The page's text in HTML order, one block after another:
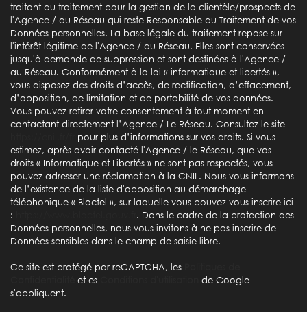
Nombre d'habitants
1 394
Propriétaires (vs. locataires)
73,29 %
Taxe habitation
13,23 %
Taxe foncière
28,99 %
Habitants de moins de 25 ans
30,03 %
Habitants de 25 à 55 ans
40,59 %
Habitants de plus de 55 ans
29,38 %
Nombre d'enfants par famille
0,80
Familles sans enfant
Familles avec 1 ou 2 enfants
45,35 %
Maisons
Familles avec 3 enfants
traitant du traitement pour la gestion de la clientèle/prospects de
l'Agence / du Réseau qui reste Responsable du Traitement de vos
Données personnelles. La base légale du traitement repose sur
l'intérêt légitime de l'Agence / du Réseau. Elles sont conservées
jusqu'à demande de suppression et sont destinées à l'Agence /
au Réseau. Conformément à la loi « informatique et libertés »,
vous disposez des droits d’accès, de rectification, d’effacement,
d’opposition, de limitation et de portabilité de vos données.
Vous pouvez retirer votre consentement à tout moment en
contactant directement l’Agence / Le Réseau. Consultez le site
pour plus d’informations sur vos droits. Si vous
estimez, après avoir contacté l'Agence / le Réseau, que vos
droits « Informatique et Libertés » ne sont pas respectés, vous
pouvez adresser une réclamation à la CNIL. Nous vous informons
de l’existence de la liste d'opposition au démarchage
téléphonique « Bloctel », sur laquelle vous pouvez vous inscrire ici
:
. Dans le cadre de la protection des
Données personnelles, nous vous invitons à ne pas inscrire de
Données sensibles dans le champ de saisie libre.
Ce site est protégé par reCAPTCHA, les
et es
de Google
s'appliquent.